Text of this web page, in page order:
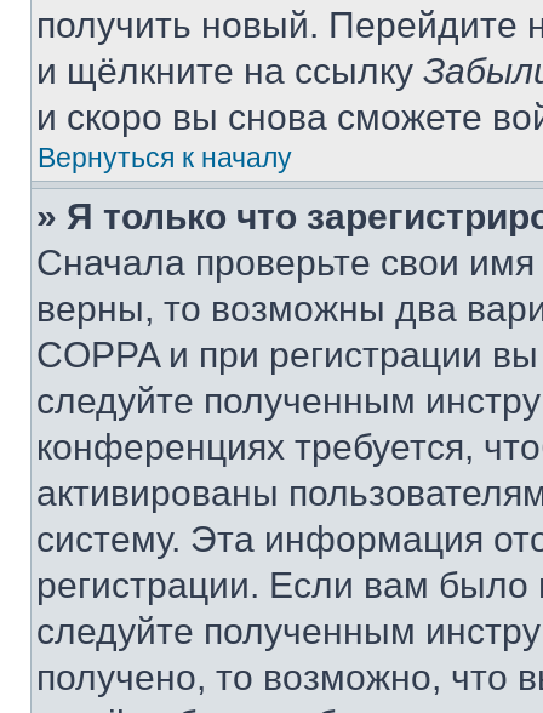
получить новый. Перейдите
и щёлкните на ссылку
и скоро вы снова сможете
Вернуться к началу
» Я только что
Сначала проверьте свои
верны, то возможны два
COPPA и при регистрации
следуйте полученным
конференциях требуется,
активированы
систему. Эта информация
регистрации. Если вам
следуйте полученным
получено, то возможно, что